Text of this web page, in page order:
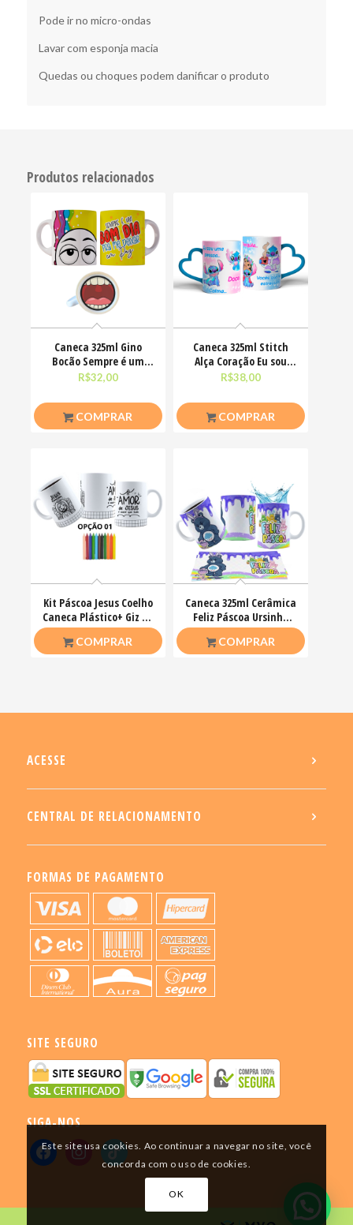
Pode ir no micro-ondas
Lavar com esponja macia
Quedas ou choques podem danificar o produto
Produtos relacionados
Caneca 325ml Gino
Bocão Sempre é um
bom dia pra me deixar
R$32,00
COMPRAR
Caneca 325ml Stitch
Alça Coração Eu sou
uma pessoa calma
R$38,00
COMPRAR
Kit Páscoa Jesus Coelho
Caneca Plástico+ Giz De
Cera Colorir
COMPRAR
Caneca 325ml Cerâmica
Feliz Páscoa Ursinho
Carinhosos
COMPRAR
ACESSE
CENTRAL DE RELACIONAMENTO
FORMAS DE PAGAMENTO
SITE SEGURO
SIGA-NOS
Este site usa cookies. Ao continuar a navegar no site, você
concorda com o uso de cookies.
OK